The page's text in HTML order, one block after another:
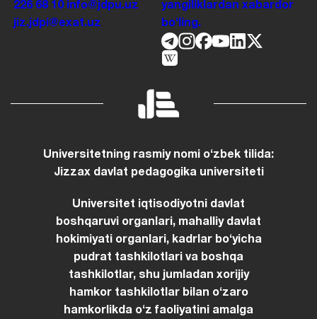
226 68 10
info@jdpu.uz
jiz.jdpi@exat.uz
yangiliklardan xabardor
boʻling.
Universitetning rasmiy nomi oʻzbek tilida:
Jizzax davlat pedagogika universiteti
Universitet iqtisodiyotni davlat
boshqaruvi organlari, mahalliy davlat
hokimiyati organlari, kadrlar boʻyicha
pudrat tashkilotlari va boshqa
tashkilotlar, shu jumladan xorijiy
hamkor tashkilotlar bilan oʻzaro
hamkorlikda oʻz faoliyatini amalga